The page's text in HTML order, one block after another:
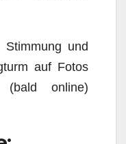
und
auf Fotos
online)